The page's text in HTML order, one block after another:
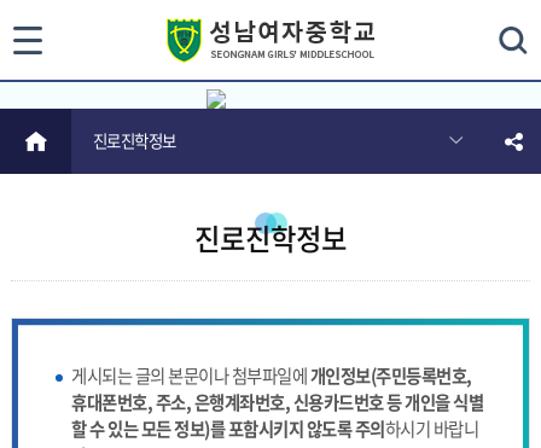
합
검
HOME 진로진학정보
진로진학정보
게시되는 글의 본문이나 첨부파일에개인정보(주민등록번호,
휴대폰번호, 주소, 은행계좌번호, 신용카드번호 등 개인을 식별
할 수 있는 모든 정보)를 포함시키지 않도록 주의하시기 바랍니